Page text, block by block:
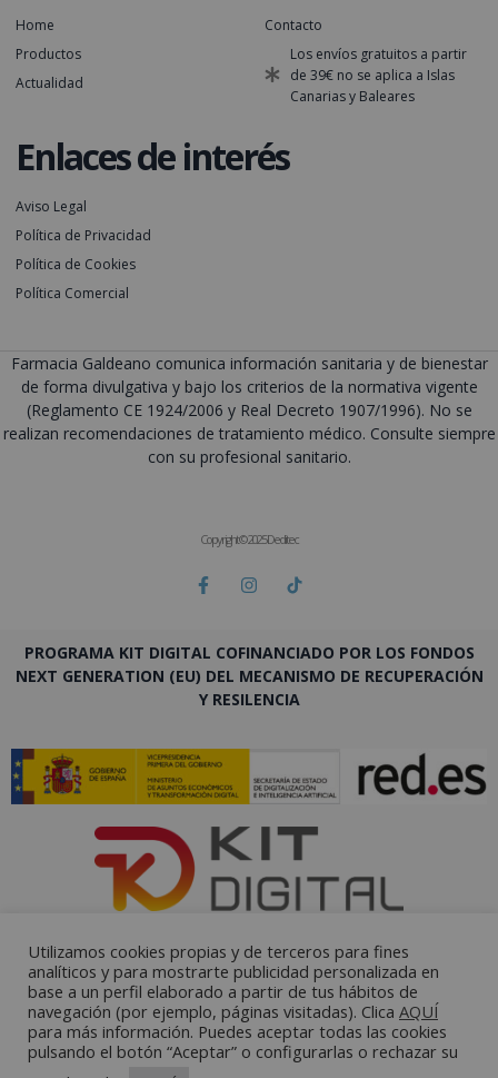
Home
Productos
Actualidad
Contacto
Los envíos gratuitos a partir
de 39€ no se aplica a Islas
Canarias y Baleares
Enlaces de interés
Aviso Legal
Política de Privacidad
Política de Cookies
Política Comercial
Farmacia Galdeano comunica información sanitaria y de bienestar
de forma divulgativa y bajo los criterios de la normativa vigente
(Reglamento CE 1924/2006 y Real Decreto 1907/1996). No se
realizan recomendaciones de tratamiento médico. Consulte siempre
con su profesional sanitario.
Copyright © 2025 Deditec
PROGRAMA KIT DIGITAL COFINANCIADO POR LOS FONDOS
NEXT GENERATION (EU) DEL MECANISMO DE RECUPERACIÓN
Y RESILENCIA
Utilizamos cookies propias y de terceros para fines
analíticos y para mostrarte publicidad personalizada en
base a un perfil elaborado a partir de tus hábitos de
navegación (por ejemplo, páginas visitadas). Clica AQUÍ
para más información. Puedes aceptar todas las cookies
pulsando el botón “Aceptar” o configurarlas o rechazar su